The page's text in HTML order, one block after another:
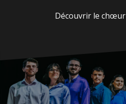
Découvrir le chœur